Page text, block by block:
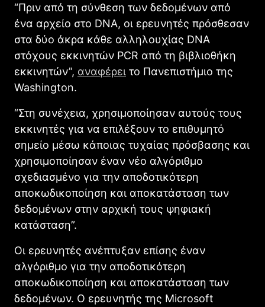
“Πριν από τη σύνθεση των δεδομένων από
ένα αρχείο στο DNA, οι ερευνητές πρόσθεσαν
στα δύο άκρα κάθε αλληλουχίας DΝΑ
στόχους εκκινητών PCR από τη βιβλιοθήκη
εκκινητών”, αναφέρει το Πανεπιστήμιο της
Washington.
“Στη συνέχεια, χρησιμοποίησαν αυτούς τους
εκκινητές για να επιλέξουν το επιθυμητό
σημείο μέσω κάποιας τυχαίας πρόσβασης και
χρησιμοποίησαν έναν νέο αλγόριθμο
σχεδιασμένο για την αποδοτικότερη
αποκωδικοποίηση και αποκατάσταση των
δεδομένων στην αρχική τους ψηφιακή
κατάσταση”.
Οι ερευνητές ανέπτυξαν επίσης έναν
αλγόριθμο για την αποδοτικότερη
αποκωδικοποίηση και αποκατάσταση των
δεδομένων. Ο ερευνητής της Microsoft